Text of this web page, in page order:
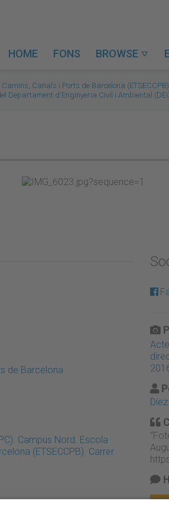
HOME FONS BROWSE 
Canals i Ports de Barcelona (ETSECCPB)
Departament d'Enginyeria Civil i Ambiental
de Barcelona
Campus Nord. Escola
(ETSECCPB). Carrer